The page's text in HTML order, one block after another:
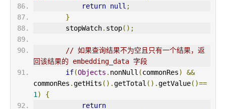
return null ;
}
        stopWatch
. stop();
// 如果查询结果不为空且只有一个结果，返
回该结果的 embedding_data 字段
if(Objects . nonNull (commonRes)
&&
commonRes .getHits ().getTotal ().getValue()==
1)
{
return